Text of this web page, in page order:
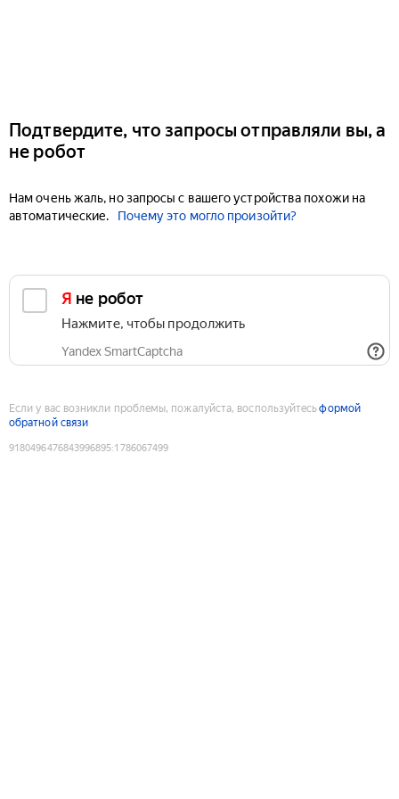
Подтвердите, что запросы отправляли вы, а
не робот
Нам очень жаль, но запросы с вашего устройства похожи на
автоматические.
Почему это могло произойти?
Я не робот
Нажмите, чтобы продолжить
Yandex SmartCaptcha
Если у вас возникли проблемы, пожалуйста, воспользуйтесьформой
обратной связи
9180496476843996895:1786067499